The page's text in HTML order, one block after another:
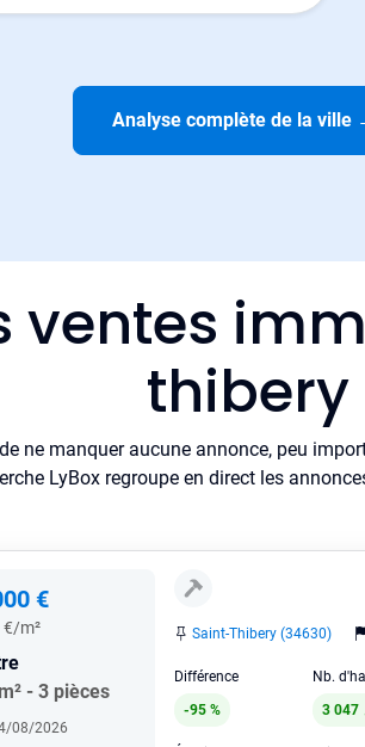
Analyse complète de la ville
ventes
thibery
ne manquer aucune annonce, peu
LyBox regroupe en direct les
€
€/m²
- 3 pièces
08/2026
Saint-Thibery (34630)
Différence
-95 %
Nb.
3 047